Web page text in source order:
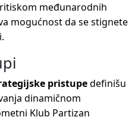
međunarodnih
mogućnost da se stignete
pristupedefinišu
dinamičnom
Klub Partizan